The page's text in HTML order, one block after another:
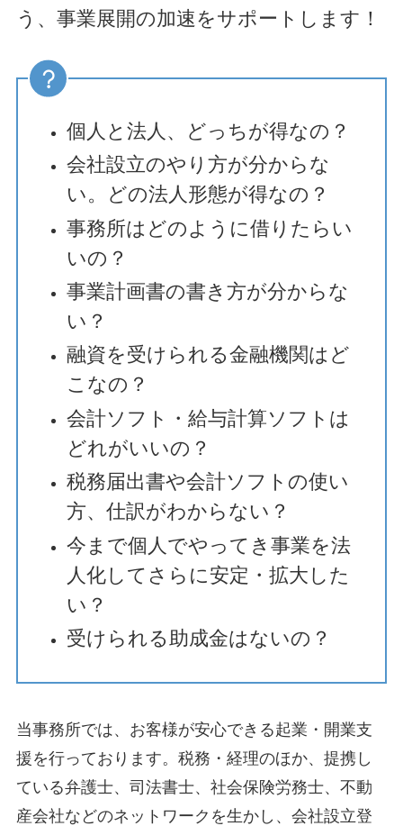
う、事業展開の加速をサポートします！
個人と法人、どっちが得なの？
会社設立のやり方が分からな
い。どの法人形態が得なの？
事務所はどのように借りたらい
いの？
事業計画書の書き方が分からな
い？
融資を受けられる金融機関はど
こなの？
会計ソフト・給与計算ソフトは
どれがいいの？
税務届出書や会計ソフトの使い
方、仕訳がわからない？
今まで個人でやってき事業を法
人化してさらに安定・拡大した
い？
受けられる助成金はないの？
当事務所では、お客様が安心できる起業・開業支
援を行っております。税務・経理のほか、提携し
ている弁護士、司法書士、社会保険労務士、不動
産会社などのネットワークを生かし、会社設立登